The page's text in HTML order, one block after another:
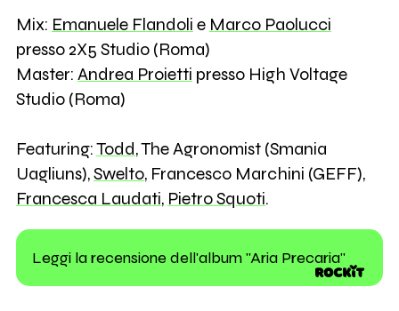
Mix: Emanuele Flandoli e Marco Paolucci
presso 2X5 Studio (Roma)
Master: Andrea Proietti presso High Voltage
Studio (Roma)
Featuring:Todd, The Agronomist (Smania
Uagliuns),Swelto, Francesco Marchini (GEFF),
Francesca Laudati, Pietro Squoti.
Leggi la recensione dell'album "Aria Precaria"